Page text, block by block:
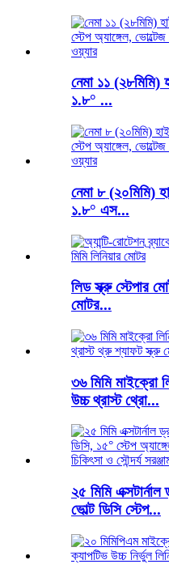
নেমা ১১ (২৮মিমি)
১.৮° ...
নেমা ৮ (২০মিমি)
১.৮° এস...
লিড স্ক্রু স্টেপার
মোটর...
৩৬ মিমি মাইক্রো
উচ্চ থ্রাস্ট থ্রো...
২৫ মিমি
ভোল্ট ডিসি স্টেপ...